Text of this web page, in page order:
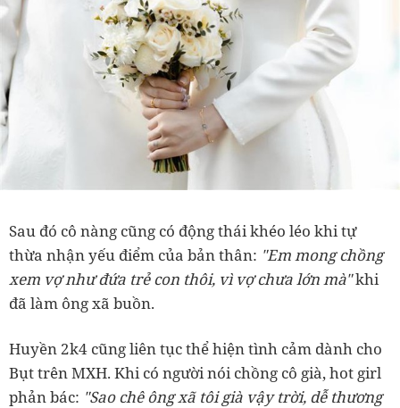
Sau đó cô nàng cũng có động thái khéo léo khi tự
thừa nhận yếu điểm của bản thân: "Em mong chồng
xem vợ như đứa trẻ con thôi, vì vợ chưa lớn mà"khi
đã làm ông xã buồn.
Huyền 2k4 cũng liên tục thể hiện tình cảm dành cho
Bụt trên MXH. Khi có người nói chồng cô già, hot girl
phản bác: "Sao chê ông xã tôi già vậy trời, dễ thương